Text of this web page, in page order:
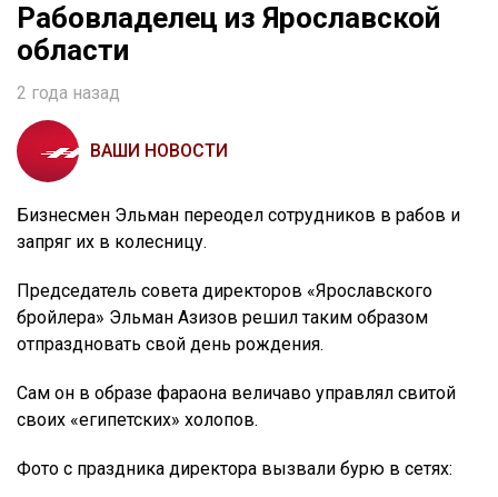
Рабовладелец из Ярославской
области
2 года назад
ВАШИ НОВОСТИ
Бизнесмен Эльман переодел сотрудников в рабов и
запряг их в колесницу.
Председатель совета директоров «Ярославского
бройлера» Эльман Азизов решил таким образом
отпраздновать свой день рождения.
Сам он в образе фараона величаво управлял свитой
своих «египетских» холопов.
Фото с праздника директора вызвали бурю в сетях: